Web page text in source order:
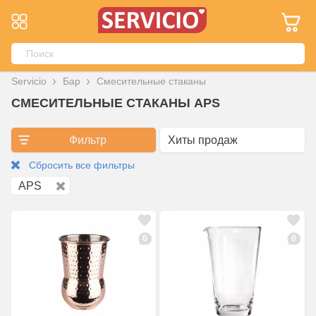
Servicio Бар Смесительные стаканы
СМЕСИТЕЛЬНЫЕ СТАКАНЫ APS
Фильтр
Сбросить все фильтры
APS
0 0